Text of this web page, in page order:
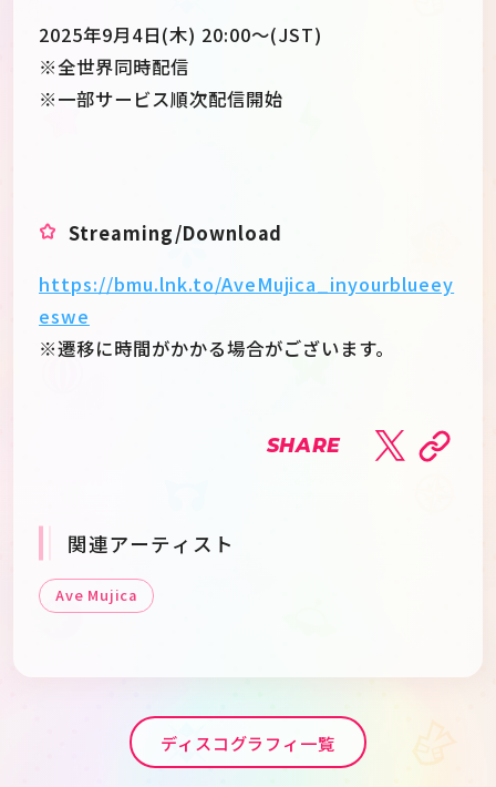
2025年9月4日(木) 20:00〜(JST)
※全世界同時配信
※一部サービス順次配信開始
Streaming/Download
https://bmu.lnk.to/AveMujica_inyourblueey
eswe
※遷移に時間がかかる場合がございます。
SHARE
関連アーティスト
Ave Mujica
ディスコグラフィ一覧